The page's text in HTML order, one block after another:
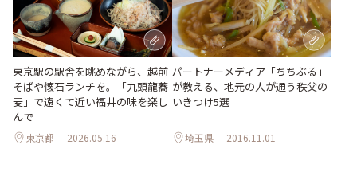
東京駅の駅舎を眺めながら、越前
そばや懐石ランチを。「九頭龍蕎
麦」で遠くて近い福井の味を楽し
んで
東京都 2026.05.16
パートナーメディア「ちちぶる」
が教える、地元の人が通う秩父の
いきつけ5選
埼玉県 2016.11.01